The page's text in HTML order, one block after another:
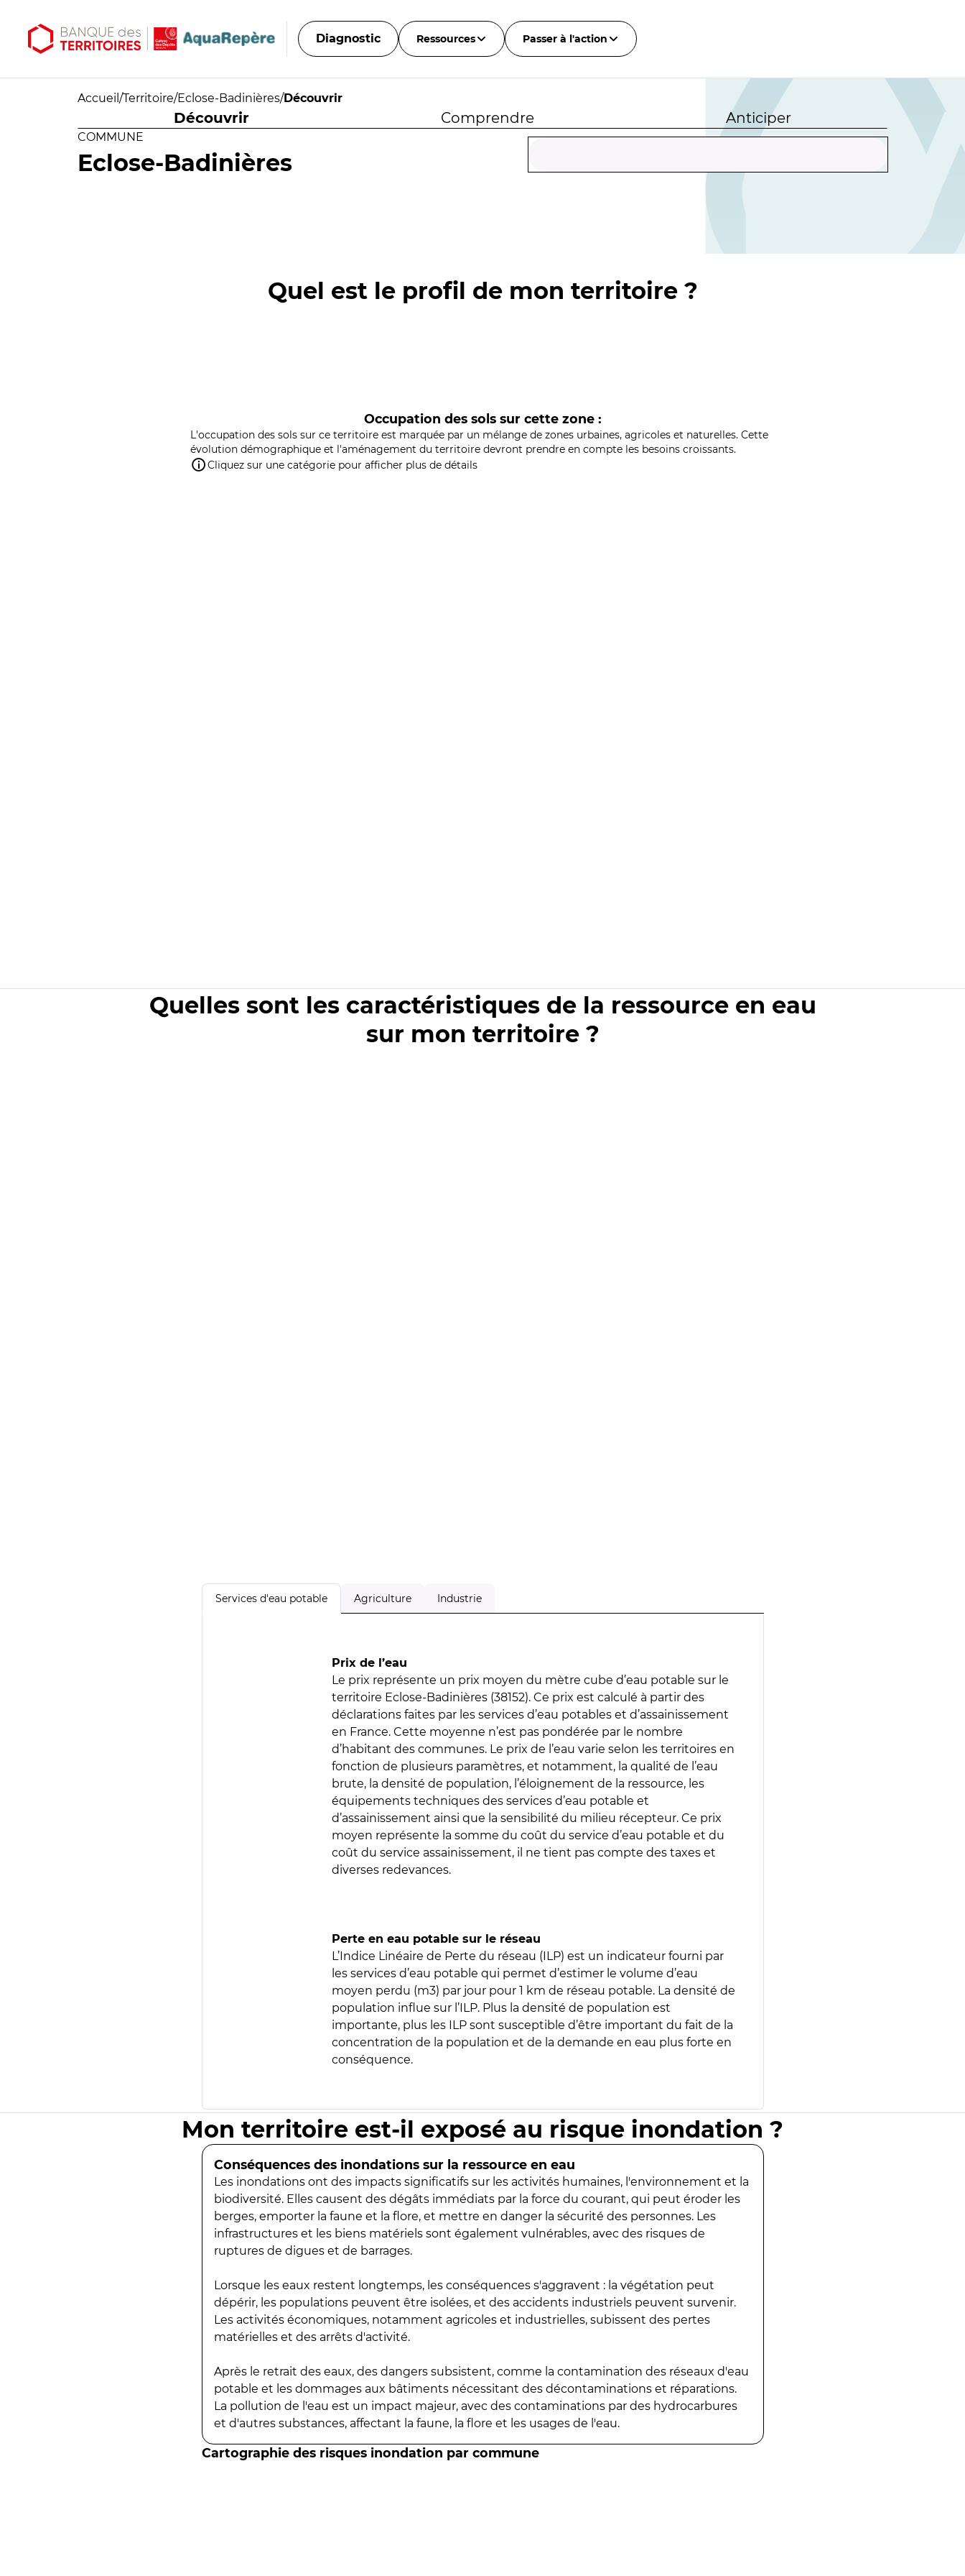
Diagnostic Ressources Passer à l'action
Accueil /Territoire/Eclose-Badinières/Découvrir
Découvrir Comprendre Anticiper
COMMUNE
Eclose-Badinières
Quel est le profil de mon territoire ?
Occupation des sols sur cette zone :
L'occupation des sols sur ce territoire est marquée par un mélange de zones urbaines, agricoles et naturelles. Cette
évolution démographique et l'aménagement du territoire devront prendre en compte les besoins croissants.
Cliquez sur une catégorie pour afficher plus de détails
Quelles sont les caractéristiques de la ressource en eau
sur mon territoire ?
Services d'eau potable Agriculture Industrie
Prix de l’eau
Le prix représente un prix moyen du mètre cube d’eau potable sur le
territoire Eclose-Badinières (38152). Ce prix est calculé à partir des
déclarations faites par les services d’eau potables et d’assainissement
en France. Cette moyenne n’est pas pondérée par le nombre
d’habitant des communes. Le prix de l’eau varie selon les territoires en
fonction de plusieurs paramètres, et notamment, la qualité de l’eau
brute, la densité de population, l’éloignement de la ressource, les
équipements techniques des services d’eau potable et
d’assainissement ainsi que la sensibilité du milieu récepteur. Ce prix
moyen représente la somme du coût du service d’eau potable et du
coût du service assainissement, il ne tient pas compte des taxes et
diverses redevances.
Perte en eau potable sur le réseau
L’Indice Linéaire de Perte du réseau (ILP) est un indicateur fourni par
les services d’eau potable qui permet d’estimer le volume d’eau
moyen perdu (m3) par jour pour 1 km de réseau potable. La densité de
population influe sur l’ILP. Plus la densité de population est
importante, plus les ILP sont susceptible d’être important du fait de la
concentration de la population et de la demande en eau plus forte en
conséquence.
Mon territoire est-il exposé au risque inondation ?
Conséquences des inondations sur la ressource en eau
Les inondations ont des impacts significatifs sur les activités humaines, l'environnement et la
biodiversité. Elles causent des dégâts immédiats par la force du courant, qui peut éroder les
berges, emporter la faune et la flore, et mettre en danger la sécurité des personnes. Les
infrastructures et les biens matériels sont également vulnérables, avec des risques de
ruptures de digues et de barrages.
Lorsque les eaux restent longtemps, les conséquences s'aggravent : la végétation peut
dépérir, les populations peuvent être isolées, et des accidents industriels peuvent survenir.
Les activités économiques, notamment agricoles et industrielles, subissent des pertes
matérielles et des arrêts d'activité.
Après le retrait des eaux, des dangers subsistent, comme la contamination des réseaux d'eau
potable et les dommages aux bâtiments nécessitant des décontaminations et réparations.
La pollution de l'eau est un impact majeur, avec des contaminations par des hydrocarbures
et d'autres substances, affectant la faune, la flore et les usages de l'eau.
Cartographie des risques inondation par commune